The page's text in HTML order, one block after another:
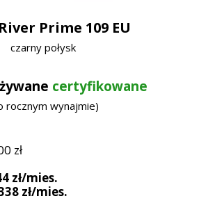
Prime 109 EU
czarny połysk
certyfikowane
rocznym wynajmie)
zł
zł/mies.
zł/mies.